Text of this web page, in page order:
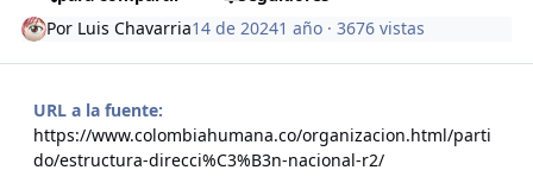
Por Luis Chavarria14 de 20241 año · 3676 vistas
URL a la fuente:
https://www.colombiahumana.co/organizacion.html/parti
do/estructura-direcci%C3%B3n-nacional-r2/